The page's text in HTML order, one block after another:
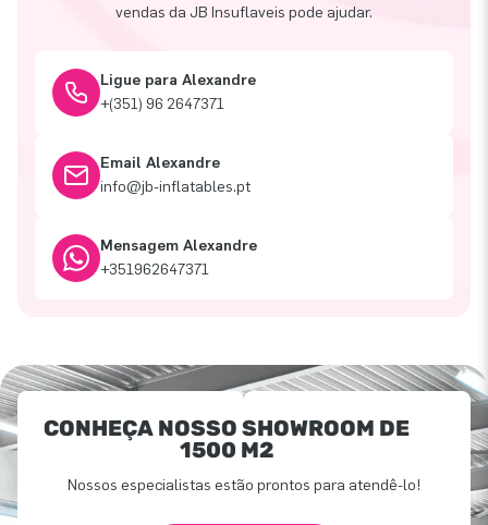
vendas da JB Insuflaveis pode ajudar.
Ligue para Alexandre
+(351) 96 2647371
Email Alexandre
info@jb-inflatables.pt
Mensagem Alexandre
+351962647371
CONHEÇA NOSSO SHOWROOM DE
1500 M2
Nossos especialistas estão prontos para atendê-lo!